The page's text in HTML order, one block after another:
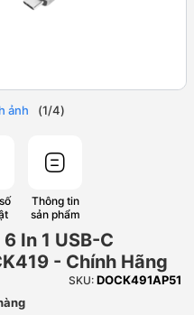
ảnh (1/4)
Thông tin
sản phẩm
In 1 USB-C
- Chính Hãng
SKU: DOCK491AP51